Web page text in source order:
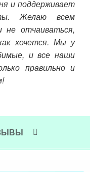
и поддерживает
Желаю всем
отчаиваться,
хочется. Мы у
и все наши
правильно и